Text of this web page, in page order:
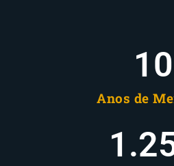
Anos de
10